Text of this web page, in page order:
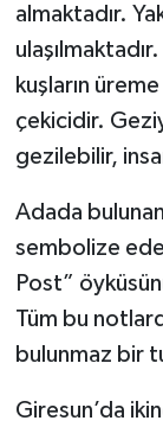
almaktadır.
kuşların
çekicidir.
gezilebilir,
Adada
sembolize
Post”
Tüm bu
bulunmaz bir
Giresun’da